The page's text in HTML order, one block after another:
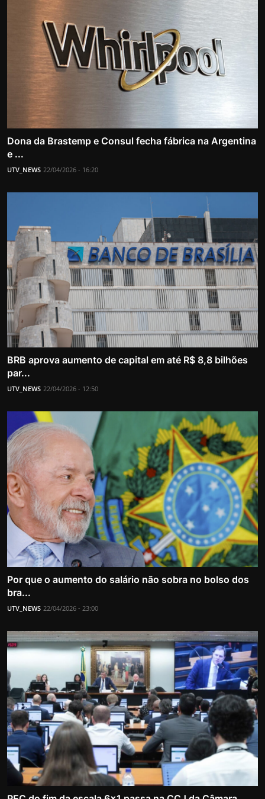
Dona da Brastemp e Consul fecha fábrica na Argentina
e ...
UTV_NEWS 22/04/2026 - 16:20
BRB aprova aumento de capital em até R$ 8,8 bilhões
par...
UTV_NEWS 22/04/2026 - 12:50
Por que o aumento do salário não sobra no bolso dos
bra...
UTV_NEWS 22/04/2026 - 23:00